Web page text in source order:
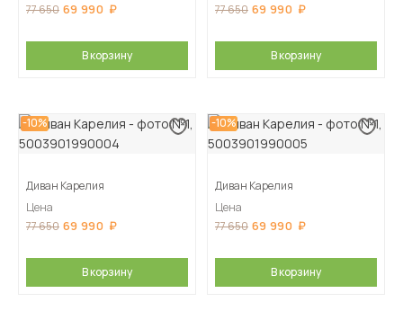
77 650 69 990
В корзину
77 650 69 990
В корзину
-10%
Диван Карелия
Цена
77 650 69 990
В корзину
-10%
Диван Карелия
Цена
77 650 69 990
В корзину